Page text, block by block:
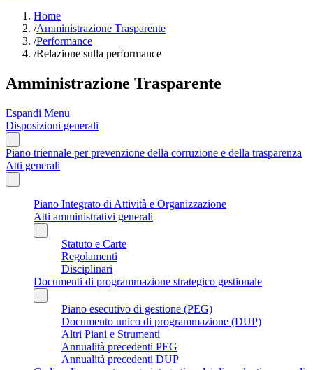
Home
/Amministrazione Trasparente
/Performance
/Relazione sulla performance
Amministrazione Trasparente
Espandi Menu
Disposizioni generali
Piano triennale per prevenzione della corruzione e della trasparenza
Atti generali
Piano Integrato di Attività e Organizzazione
Atti amministrativi generali
Statuto e Carte
Regolamenti
Disciplinari
Documenti di programmazione strategico gestionale
Piano esecutivo di gestione (PEG)
Documento unico di programmazione (DUP)
Altri Piani e Strumenti
Annualità precedenti PEG
Annualità precedenti DUP